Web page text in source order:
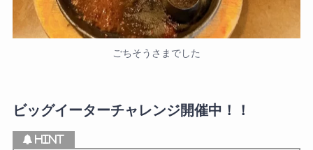
ごちそうさまでした
ビッグイーターチャレンジ開催中！！